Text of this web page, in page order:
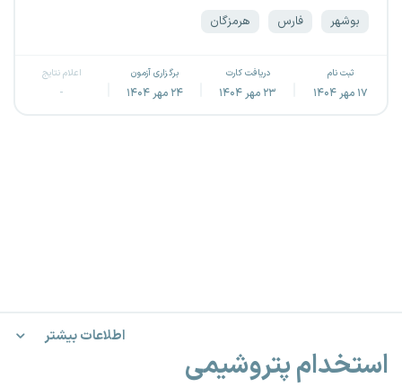
بوشهر فارس هرمزگان
ثبت نام
۱۷ مهر ۱۴۰۴
دریافت کارت
۲۳ مهر ۱۴۰۴
برگزاری آزمون
۲۴ مهر ۱۴۰۴
اعلام نتایج
-
اطلاعات بیشتر
استخدام پتروشیمی